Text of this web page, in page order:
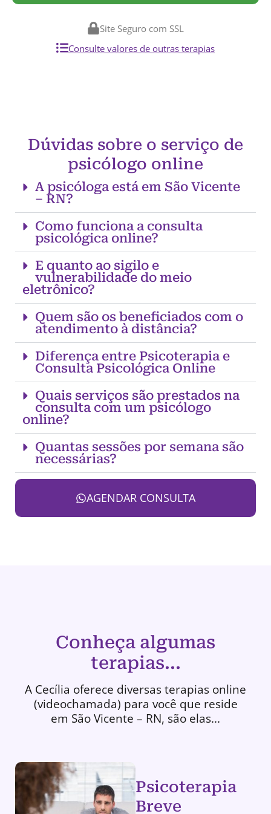
Site Seguro com SSL
Consulte valores de outras terapias
Dúvidas sobre o serviço de
psicólogo online
A psicóloga está em São Vicente
– RN?
Como funciona a consulta
psicológica online?
E quanto ao sigilo e
vulnerabilidade do meio
eletrônico?
Quem são os beneficiados com o
atendimento à distância?
Diferença entre Psicoterapia e
Consulta Psicológica Online
Quais serviços são prestados na
consulta com um psicólogo
online?
Quantas sessões por semana são
necessárias?
AGENDAR CONSULTA
Conheça algumas
terapias...
A Cecília oferece diversas terapias online
(videochamada) para você que reside
em São Vicente – RN, são elas...
Psicoterapia
Breve